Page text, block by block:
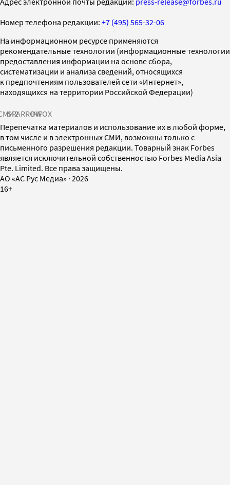
Номер телефона редакции: +7 (495) 565-32-06
На информационном ресурсе применяются
рекомендательные технологии (информационные технологии
предоставления информации на основе сбора,
систематизации и анализа сведений, относящихся
к предпочтениям пользователей сети «Интернет»,
находящихся на территории Российской Федерации)
SPARROWINFOX
Перепечатка материалов и использование их в любой форме,
в том числе и в электронных СМИ, возможны только с
письменного разрешения редакции. Товарный знак Forbes
является исключительной собственностью Forbes Media Asia
Pte. Limited. Все права защищены.
AO «АС Рус Медиа» · 2026
16+